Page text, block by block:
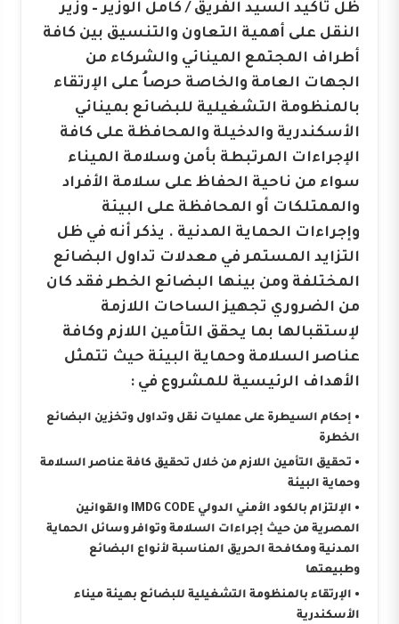
ظل تأكيد السيد الفريق / كامل الوزير – وزير
النقل على أهمية التعاون والتنسيق بين كافة
أطراف المجتمع المينائي والشركاء من
الجهات العامة والخاصة حرصاُ على الإرتقاء
بالمنظومة التشغيلية للبضائع بمينائي
الأسكندرية والدخيلة والمحافظة على كافة
الإجراءات المرتبطة بأمن وسلامة الميناء
سواء من ناحية الحفاظ على سلامة الأفراد
والممتلكات أو المحافظة على البيئة
وإجراءات الحماية المدنية . يذكر أنه في ظل
التزايد المستمر في معدلات تداول البضائع
المختلفة ومن بينها البضائع الخطر فقد كان
من الضروري تجهيز الساحات اللازمة
لإستقبالها بما يحقق التأمين اللازم وكافة
عناصر السلامة وحماية البيئة حيث تتمثل
الأهداف الرئيسية للمشروع في :
• إحكام السيطرة على عمليات نقل وتداول وتخزين البضائع
الخطرة
• تحقيق التأمين اللازم من خلال تحقيق كافة عناصر السلامة
وحماية البيئة
• الإلتزام بالكود الأمني الدولي IMDG CODE والقوانين
المصرية من حيث إجراءات السلامة وتوافر وسائل الحماية
المدنية ومكافحة الحريق المناسبة لأنواع البضائع
وطبيعتها
• الإرتقاء بالمنظومة التشغيلية للبضائع بهيئة ميناء
الأسكندرية